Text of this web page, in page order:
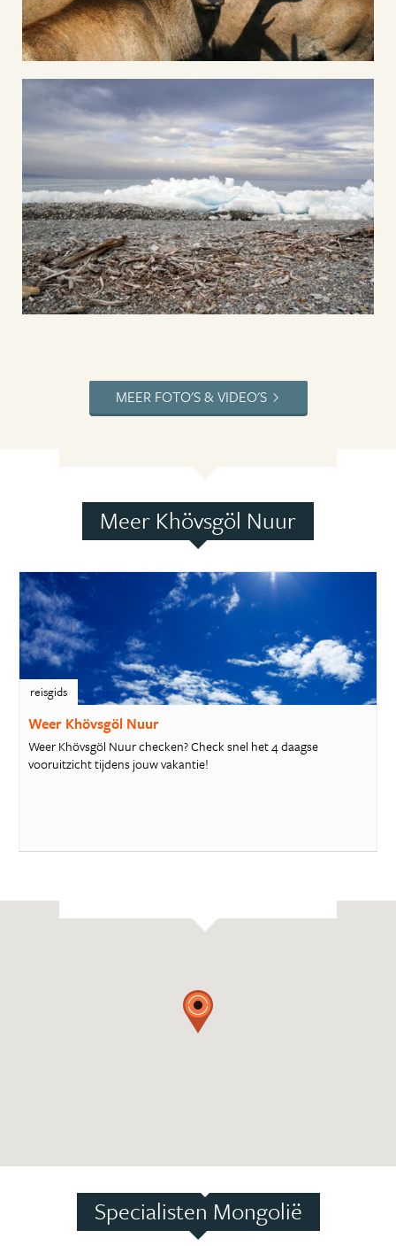
MEER FOTO'S & VIDEO'S
Meer Khövsgöl Nuur
reisgids
Weer Khövsgöl Nuur
Weer Khövsgöl Nuur checken? Check snel het 4 daagse
vooruitzicht tijdens jouw vakantie!
Specialisten Mongolië